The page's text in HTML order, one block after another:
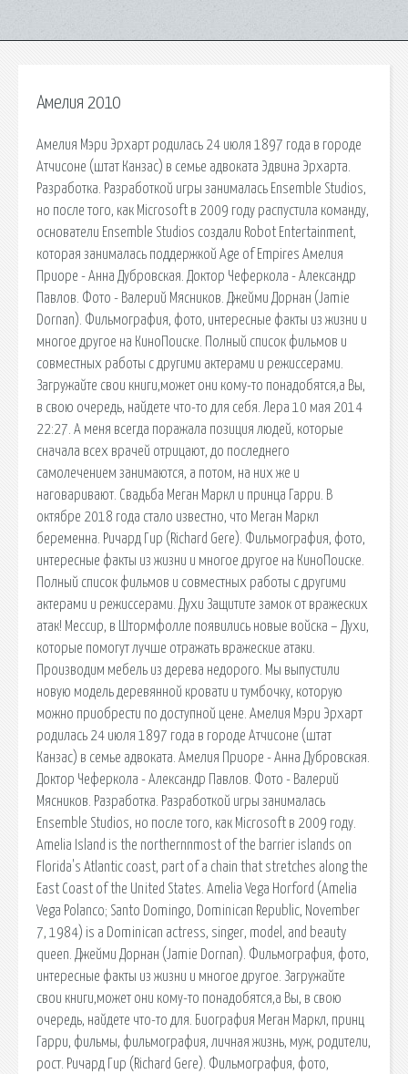
Амелия 2010
Амелия Мэри Эрхарт родилась 24 июля 1897 года в городе
Атчисоне (штат Канзас) в семье адвоката Эдвина Эрхарта.
Разработка. Разработкой игры занималась Ensemble Studios,
но после того, как Microsoft в 2009 году распустила команду,
основатели Ensemble Studios создали Robot Entertainment,
которая занималась поддержкой Age of Empires Амелия
Приоре - Анна Дубровская. Доктор Чеферкола - Александр
Павлов. Фото - Валерий Мясников. Джейми Дорнан (Jamie
Dornan). Фильмография, фото, интересные факты из жизни и
многое другое на КиноПоиске. Полный список фильмов и
совместных работы с другими актерами и режиссерами.
Загружайте свои книги,может они кому-то понадобятся,а Вы,
в свою очередь, найдете что-то для себя. Лера 10 мая 2014
22:27. А меня всегда поражала позиция людей, которые
сначала всех врачей отрицают, до последнего
самолечением занимаются, а потом, на них же и
наговаривают. Свадьба Меган Маркл и принца Гарри. В
октябре 2018 года стало известно, что Меган Маркл
беременна. Ричард Гир (Richard Gere). Фильмография, фото,
интересные факты из жизни и многое другое на КиноПоиске.
Полный список фильмов и совместных работы с другими
актерами и режиссерами. Духи Защитите замок от вражеских
атак! Мессир, в Штормфолле появились новые войска – Духи,
которые помогут лучше отражать вражеские атаки.
Производим мебель из дерева недорого. Мы выпустили
новую модель деревянной кровати и тумбочку, которую
можно приобрести по доступной цене. Амелия Мэри Эрхарт
родилась 24 июля 1897 года в городе Атчисоне (штат
Канзас) в семье адвоката. Амелия Приоре - Анна Дубровская.
Доктор Чеферкола - Александр Павлов. Фото - Валерий
Мясников. Разработка. Разработкой игры занималась
Ensemble Studios, но после того, как Microsoft в 2009 году.
Amelia Island is the northernnmost of the barrier islands on
Florida's Atlantic coast, part of a chain that stretches along the
East Coast of the United States. Amelia Vega Horford (Amelia
Vega Polanco; Santo Domingo, Dominican Republic, November
7, 1984) is a Dominican actress, singer, model, and beauty
queen. Джейми Дорнан (Jamie Dornan). Фильмография, фото,
интересные факты из жизни и многое другое. Загружайте
свои книги,может они кому-то понадобятся,а Вы, в свою
очередь, найдете что-то для. Биография Меган Маркл, принц
Гарри, фильмы, фильмография, личная жизнь, муж, родители,
рост. Ричард Гир (Richard Gere). Фильмография, фото,